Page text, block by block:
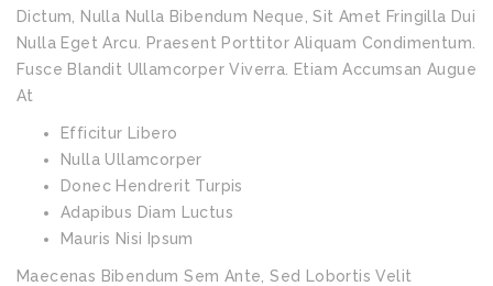
Dictum, Nulla Nulla Bibendum Neque, Sit Amet Fringilla Dui
Nulla Eget Arcu. Praesent Porttitor Aliquam Condimentum.
Fusce Blandit Ullamcorper Viverra. Etiam Accumsan Augue
At
Efficitur Libero
Nulla Ullamcorper
Donec Hendrerit Turpis
Adapibus Diam Luctus
Mauris Nisi Ipsum
Maecenas Bibendum Sem Ante, Sed Lobortis Velit